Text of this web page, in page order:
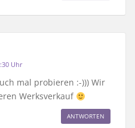
Uhr
mal probieren :-))) Wir
Werksverkauf
ANTWORTEN